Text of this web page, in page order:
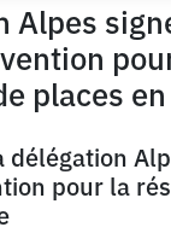
Alpes
places
délégation
pour la